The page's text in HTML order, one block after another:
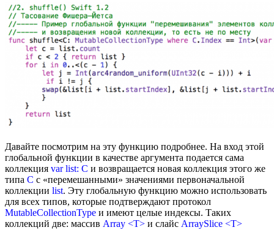
Давайте посмотрим на эту функцию подробнее. На вход этой
глобальной функции в качестве аргумента подается сама
коллекция var list: C и возвращается новая коллекция этого же
типа С с «перемешанными» значениями первоначальной
коллекции list. Эту глобальную функцию можно использовать
для всех типов, которые подтверждают протокол
MutableCollectionType и имеют целые индексы. Таких
коллекций две: массив Array <T> и слайс ArraySlice <T>